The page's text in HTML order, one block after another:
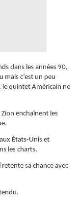
dans les années 90,
mais c’est un peu
le quintet Américain ne
enchaînent les
États-Unis et
les charts.
retente sa chance avec